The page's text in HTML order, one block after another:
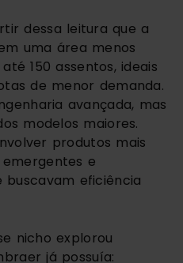
dessa leitura que a
uma área menos
150 assentos, ideais
de menor demanda.
avançada, mas
modelos maiores.
produtos mais
e
buscavam eficiência
nicho explorou
já possuía: